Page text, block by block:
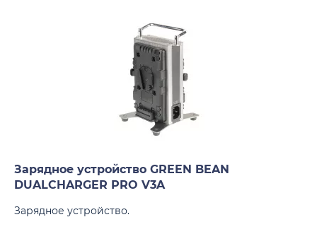
Зарядное устройство GREEN BEAN
DUALCHARGER PRO V3A
Зарядное устройство.